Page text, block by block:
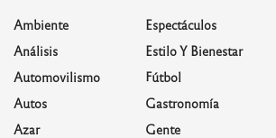
Ambiente
Análisis
Automovilismo
Autos
Azar
Espectáculos
Estilo Y Bienestar
Fútbol
Gastronomía
Gente